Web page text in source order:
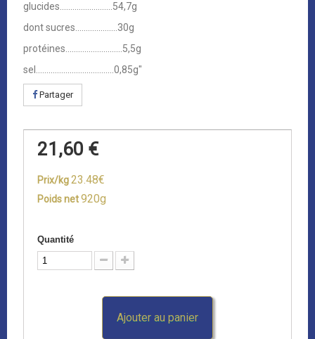
glucides.........................54,7g
dont sucres....................30g
protéines...........................5,5g
sel.....................................0,85g"
Partager
21,60 €
Prix/kg23.48€
Poids net920g
Quantité
Ajouter au panier